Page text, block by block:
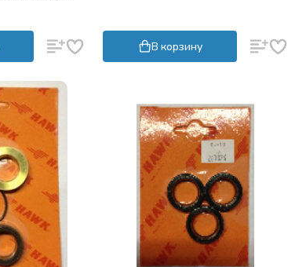
В корзину